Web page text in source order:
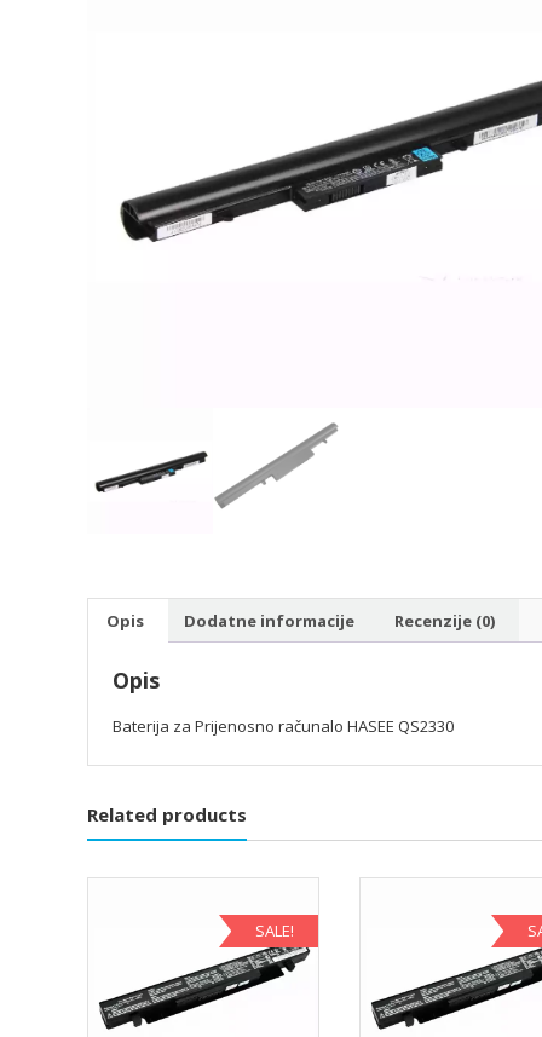
Opis Dodatne informacije Recenzije (0)
Opis
Baterija za Prijenosno računalo HASEE QS2330
Related products
SALE!